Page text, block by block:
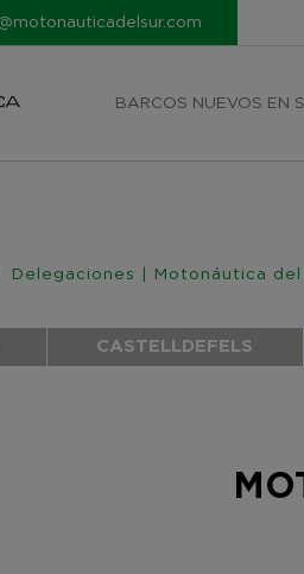
BARCOS NUEVOS EN
Delegaciones Motonáutica del
CASTELLDEFELS